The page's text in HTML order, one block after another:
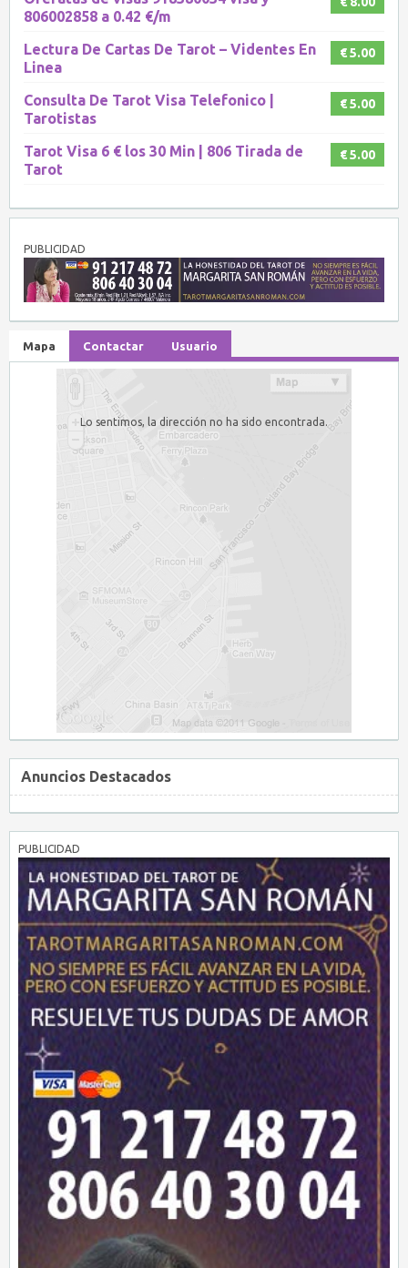
806002858 a 0.42 €/m
€ 5.00
Lectura De Cartas De Tarot – Videntes En
Linea
€ 5.00
Consulta De Tarot Visa Telefonico |
Tarotistas
€ 5.00
Tarot Visa 6 € los 30 Min | 806 Tirada de
Tarot
PUBLICIDAD
Mapa Contactar Usuario
Lo sentimos, la dirección no ha sido encontrada.
Anuncios Destacados
PUBLICIDAD